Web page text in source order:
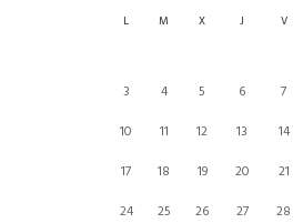
L M X J V
3
4 5 6 7
10
11 12 13 14
17
18 19 20 21
24
25 26 27 28